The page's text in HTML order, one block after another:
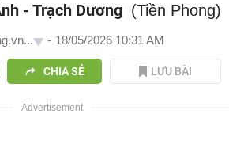
- Trạch Dương (Tiền Phong)
- 18/05/2026 10:31 AM
CHIA SẺ LƯU BÀI